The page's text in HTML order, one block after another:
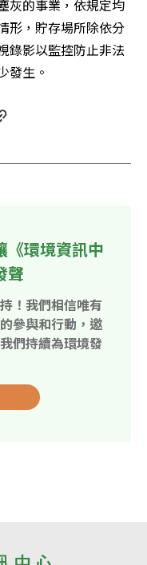
灰的事業，依規定均
形，貯存場所除依分
錄影以監控防止非法
發生。
環境資訊中
聲
！我們相信唯有
參與和行動，邀
們持續為環境發